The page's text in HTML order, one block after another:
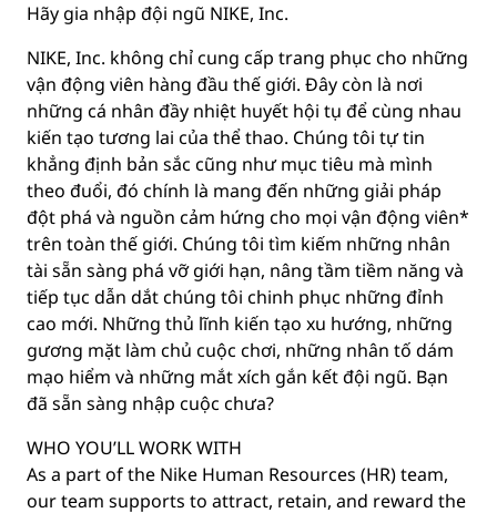
Hãy gia nhập đội ngũ NIKE, Inc.
NIKE, Inc. không chỉ cung cấp trang phục cho những
vận động viên hàng đầu thế giới. Đây còn là nơi
những cá nhân đầy nhiệt huyết hội tụ để cùng nhau
kiến tạo tương lai của thể thao. Chúng tôi tự tin
khẳng định bản sắc cũng như mục tiêu mà mình
theo đuổi, đó chính là mang đến những giải pháp
đột phá và nguồn cảm hứng cho mọi vận động viên*
trên toàn thế giới. Chúng tôi tìm kiếm những nhân
tài sẵn sàng phá vỡ giới hạn, nâng tầm tiềm năng và
tiếp tục dẫn dắt chúng tôi chinh phục những đỉnh
cao mới. Những thủ lĩnh kiến tạo xu hướng, những
gương mặt làm chủ cuộc chơi, những nhân tố dám
mạo hiểm và những mắt xích gắn kết đội ngũ. Bạn
đã sẵn sàng nhập cuộc chưa?
WHO YOU’LL WORK WITH
As a part of the Nike Human Resources (HR) team,
our team supports to attract, retain, and reward the